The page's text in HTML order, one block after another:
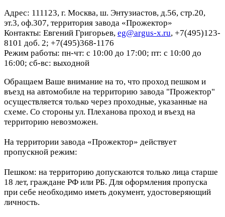
Адрес: 111123, г. Москва, ш. Энтузиастов, д.56, стр.20,
эт.3, оф.307, территория завода «Прожектор»
Контакты: Евгений Григорьев, eg@argus-x.ru, +7(495)123-
8101 доб. 2; +7(495)368-1176
Режим работы: пн-чт: с 10:00 до 17:00; пт: с 10:00 до
16:00; сб-вс: выходной
Обращаем Ваше внимание на то, что проход пешком и
въезд на автомобиле на территорию завода "Прожектор"
осуществляется только через проходные, указанные на
схеме. Со стороны ул. Плеханова проход и въезд на
территорию невозможен.
На территории завода «Прожектор» действует
пропускной режим:
Пешком: на территорию допускаются только лица старше
18 лет, граждане РФ или РБ. Для оформления пропуска
при себе необходимо иметь документ, удостоверяющий
личность.